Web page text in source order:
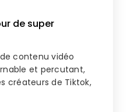
de super
contenu vidéo
et percutant,
créateurs de Tiktok,